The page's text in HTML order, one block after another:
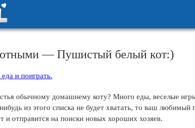
— Пушистый белый кот:)
обычному домашнему коту? Много еды, веселые
из этого списка не будет хватать, то ваш любимый
и отправится на поиски новых хороших хозяев.